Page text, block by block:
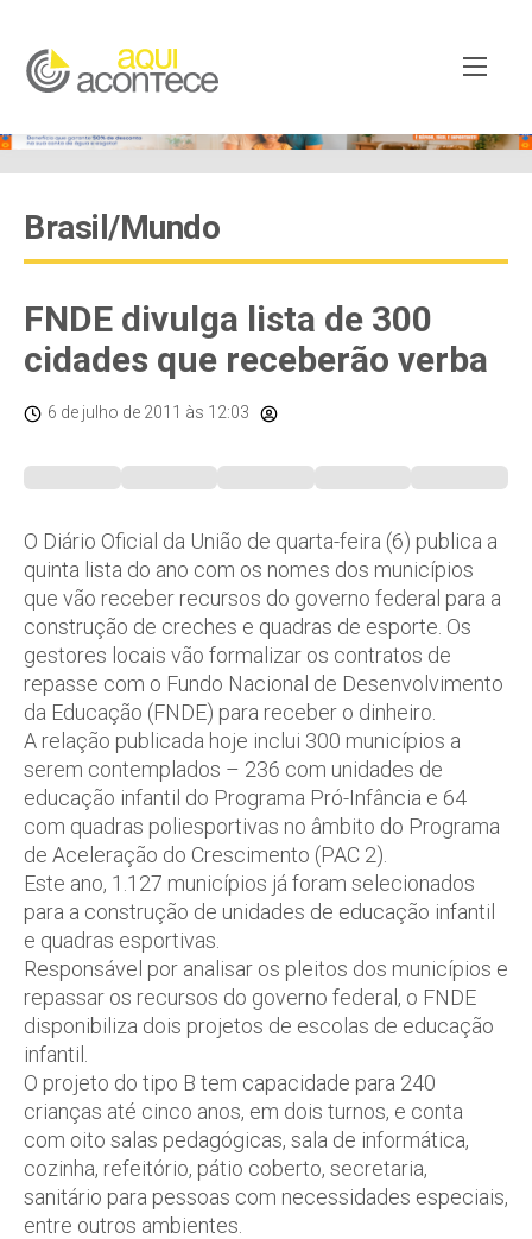
Brasil/Mundo
FNDE divulga lista de 300
cidades que receberão verba
6 de julho de 2011 às 12:03
O Diário Oficial da União de quarta-feira (6) publica a
quinta lista do ano com os nomes dos municípios
que vão receber recursos do governo federal para a
construção de creches e quadras de esporte. Os
gestores locais vão formalizar os contratos de
repasse com o Fundo Nacional de Desenvolvimento
da Educação (FNDE) para receber o dinheiro.
A relação publicada hoje inclui 300 municípios a
serem contemplados – 236 com unidades de
educação infantil do Programa Pró-Infância e 64
com quadras poliesportivas no âmbito do Programa
de Aceleração do Crescimento (PAC 2).
Este ano, 1.127 municípios já foram selecionados
para a construção de unidades de educação infantil
e quadras esportivas.
Responsável por analisar os pleitos dos municípios e
repassar os recursos do governo federal, o FNDE
disponibiliza dois projetos de escolas de educação
infantil.
O projeto do tipo B tem capacidade para 240
crianças até cinco anos, em dois turnos, e conta
com oito salas pedagógicas, sala de informática,
cozinha, refeitório, pátio coberto, secretaria,
sanitário para pessoas com necessidades especiais,
entre outros ambientes.